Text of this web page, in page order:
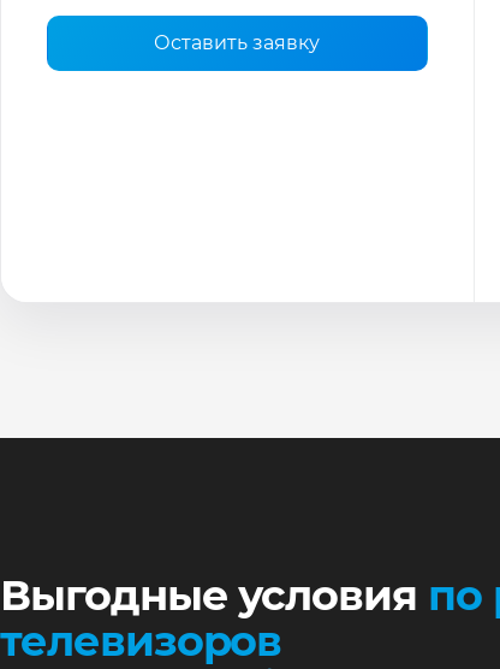
Оставить заявку
Выгодные условия по
телевизоров